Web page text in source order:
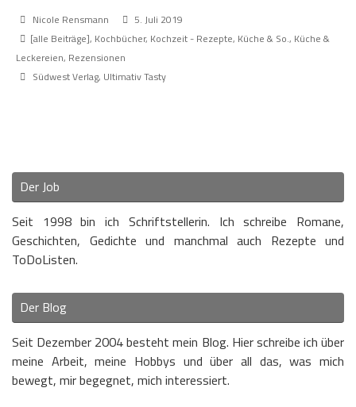
Nicole Rensmann
5. Juli 2019
[alle Beiträge], Kochbücher, Kochzeit - Rezepte, Küche & So., Küche &
Leckereien, Rezensionen
Südwest Verlag, Ultimativ Tasty
Der Job
Seit 1998 bin ich Schriftstellerin. Ich schreibe Romane,
Geschichten, Gedichte und manchmal auch Rezepte und
ToDoListen.
Der Blog
Seit Dezember 2004 besteht mein Blog. Hier schreibe ich über
meine Arbeit, meine Hobbys und über all das, was mich
bewegt, mir begegnet, mich interessiert.